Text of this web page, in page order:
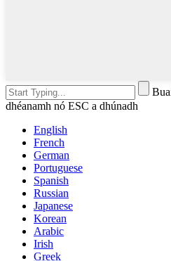
dhéanamh nó ESC a dhúnadh
English
French
German
Portuguese
Spanish
Russian
Japanese
Korean
Arabic
Irish
Greek